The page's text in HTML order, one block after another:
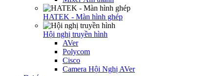
HATEK - Màn hình ghép
Hội nghị truyền hình
AVer
Polycom
Cisco
Camera Hội Nghị AVer